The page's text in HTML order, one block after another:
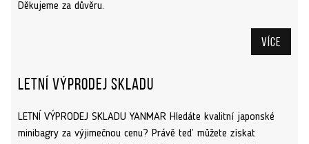
Děkujeme za důvěru.
Více
Letní výprodej skladu
LETNÍ VÝPRODEJ SKLADU YANMAR Hledáte kvalitní japonské
minibagry za výjimečnou cenu? Právě teď můžete získat